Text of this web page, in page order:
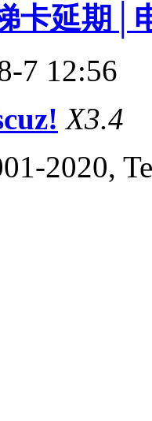
卡延期│
7 12:56
X3.4
2020,